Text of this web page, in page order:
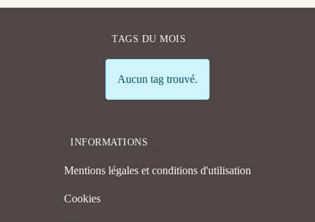
TAGS DU MOIS
Info
Aucun tag trouvé.
INFORMATIONS
Mentions légales et conditions d'utilisation
Cookies